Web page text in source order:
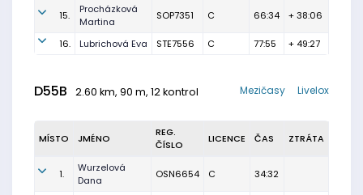
15.
Procházková
Martina
SOP7351 C 66:34 + 38:06
16. Lubrichová Eva STE7556 C 77:55 + 49:27
D55B 2.60 km, 90 m, 12 kontrol Livelox
Mezičasy
MÍSTO JMÉNO
REG.
ČÍSLO
LICENCE ČAS ZTRÁTA
1.
Wurzelová
Dana
OSN6654 C 34:32